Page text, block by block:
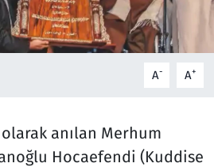
A- A+
anılan Merhum
Hocaefendi (Kuddise